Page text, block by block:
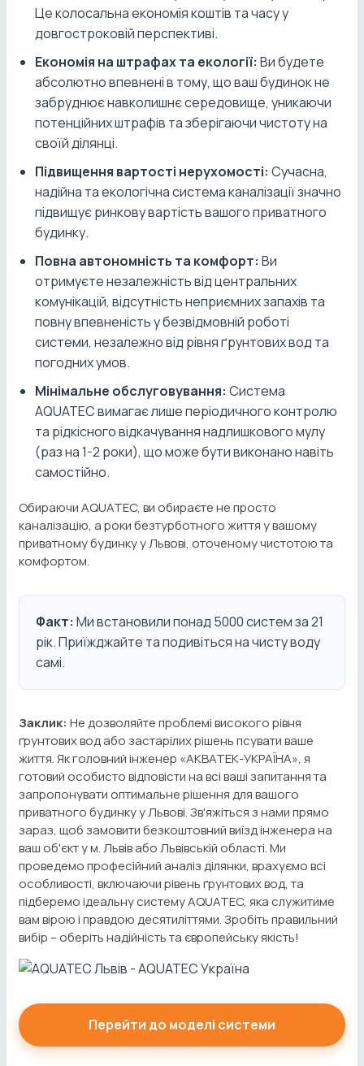
Це колосальна економія коштів та часу у
довгостроковій перспективі.
Економія на штрафах та екології: Ви будете
абсолютно впевнені в тому, що ваш будинок не
забруднює навколишнє середовище, уникаючи
потенційних штрафів та зберігаючи чистоту на
своїй ділянці.
Підвищення вартості нерухомості: Сучасна,
надійна та екологічна система каналізації значно
підвищує ринкову вартість вашого приватного
будинку.
Повна автономність та комфорт: Ви
отримуєте незалежність від центральних
комунікацій, відсутність неприємних запахів та
повну впевненість у безвідмовній роботі
системи, незалежно від рівня ґрунтових вод та
погодних умов.
Мінімальне обслуговування: Система
AQUATEC вимагає лише періодичного контролю
та рідкісного відкачування надлишкового мулу
(раз на 1-2 роки), що може бути виконано навіть
самостійно.
Обираючи AQUATEC, ви обираєте не просто
каналізацію, а роки безтурботного життя у вашому
приватному будинку у Львові, оточеному чистотою та
комфортом.
Факт: Ми встановили понад 5000 систем за 21
рік. Приїжджайте та подивіться на чисту воду
самі.
Заклик: Не дозволяйте проблемі високого рівня
ґрунтових вод або застарілих рішень псувати ваше
життя. Як головний інженер «АКВАТЕК-УКРАЇНА», я
готовий особисто відповісти на всі ваші запитання та
запропонувати оптимальне рішення для вашого
приватного будинку у Львові. Зв'яжіться з нами прямо
зараз, щоб замовити безкоштовний виїзд інженера на
ваш об'єкт у м. Львів або Львівській області. Ми
проведемо професійний аналіз ділянки, врахуємо всі
особливості, включаючи рівень ґрунтових вод, та
підберемо ідеальну систему AQUATEC, яка служитиме
вам вірою і правдою десятиліттями. Зробіть правильний
вибір – оберіть надійність та європейську якість!
Перейти до моделі системи